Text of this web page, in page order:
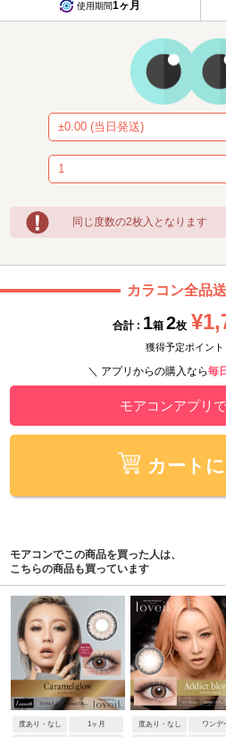
使用期間1ヶ月
同じ度数の2枚入となります
カラコン全品
合計 : 1箱 2枚
獲得予定ポイント
＼ アプリからの購入なら毎
モアコンアプリ
カート
モアコンでこの商品を買った人は、
こちらの商品も買っています
度あり・なし 1ヶ月 度あり・なし ワンデ